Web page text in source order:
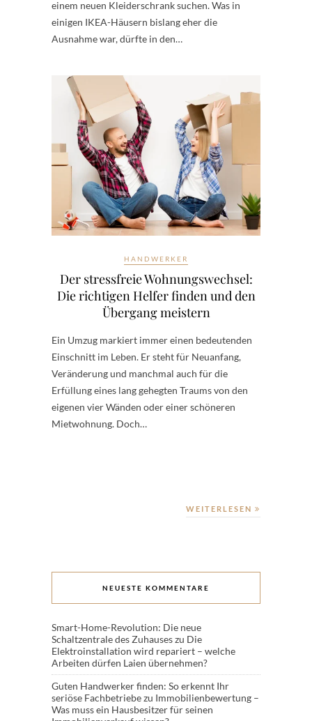
einem neuen Kleiderschrank suchen. Was in
einigen IKEA-Häusern bislang eher die
Ausnahme war, dürfte in den…
HANDWERKER
Der stressfreie Wohnungswechsel:
Die richtigen Helfer finden und den
Übergang meistern
Ein Umzug markiert immer einen bedeutenden
Einschnitt im Leben. Er steht für Neuanfang,
Veränderung und manchmal auch für die
Erfüllung eines lang gehegten Traums von den
eigenen vier Wänden oder einer schöneren
Mietwohnung. Doch…
WEITERLESEN
NEUESTE KOMMENTARE
Smart-Home-Revolution: Die neue
Schaltzentrale des Zuhauseszu Die
Elektroinstallation wird repariert – welche
Arbeiten dürfen Laien übernehmen?
Guten Handwerker finden: So erkennt Ihr
seriöse Fachbetriebezu Immobilienbewertung –
Was muss ein Hausbesitzer für seinen